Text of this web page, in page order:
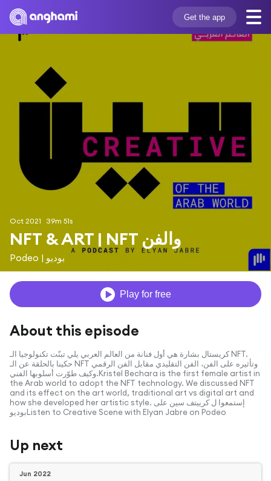
Get the app
Oct 2021 39m 51s
NFT & ART | NFT والفن
Podeo | بوديو
Play for free
About this episode
كريستال بشارة هي أول فنانة من العالم العربي يلي تبنّت تكنولوجيا الـ NFT.
حكينا بالحلقة عن الـ NFT وتأثيره على الفن، الفن التقليدي مقابل الفن الرقمي
وكيف طوّرت أسلوبها الفني.Kristel Bechara is the first female artist in
the Arab world to adopt the NFT technology. We discussed NFT
and its effect on the art world, traditional art vs digital art and
how she developed her artistic style. إستمعوا ل كرييتف سين على
بوديوListen to Creative Scene with Elyan Jabre on Podeo
Up next
Jun 2022